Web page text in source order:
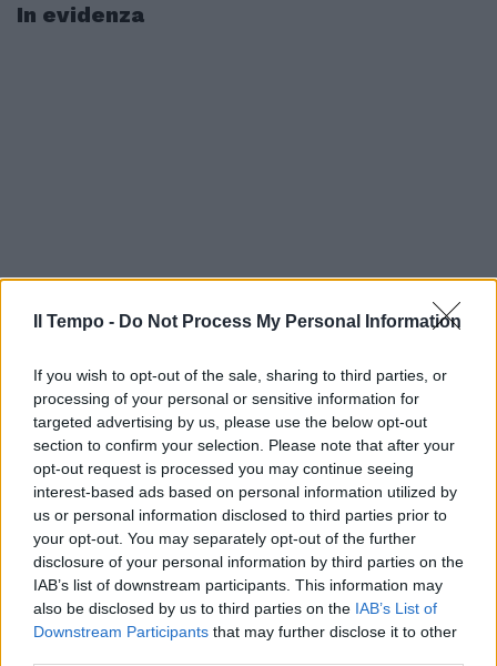
Il Tempo - Do Not Process My Personal Information
If you wish to opt-out of the sale, sharing to third parties, or
processing of your personal or sensitive information for
targeted advertising by us, please use the below opt-out
section to confirm your selection. Please note that after your
opt-out request is processed you may continue seeing
interest-based ads based on personal information utilized by
us or personal information disclosed to third parties prior to
your opt-out. You may separately opt-out of the further
disclosure of your personal information by third parties on the
IAB’s list of downstream participants. This information may
also be disclosed by us to third parties on the IAB’s List of
Downstream Participants that may further disclose it to other
In evidenza